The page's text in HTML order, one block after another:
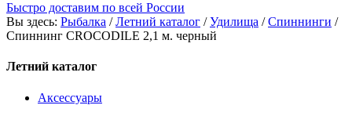
Быстро доставим по всей России
Вы здесь: Рыбалка /Летний каталог /Удилища /Спиннинги /
Спиннинг CROCODILE 2,1 м. черный
Летний каталог
Аксессуары